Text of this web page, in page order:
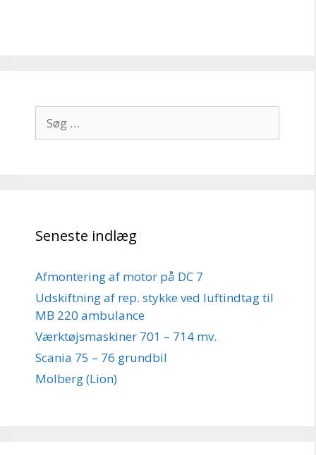
efter:
Seneste indlæg
Afmontering af motor på DC 7
Udskiftning af rep. stykke ved luftindtag til
MB 220 ambulance
Værktøjsmaskiner 701 – 714 mv.
Scania 75 – 76 grundbil
Molberg (Lion)